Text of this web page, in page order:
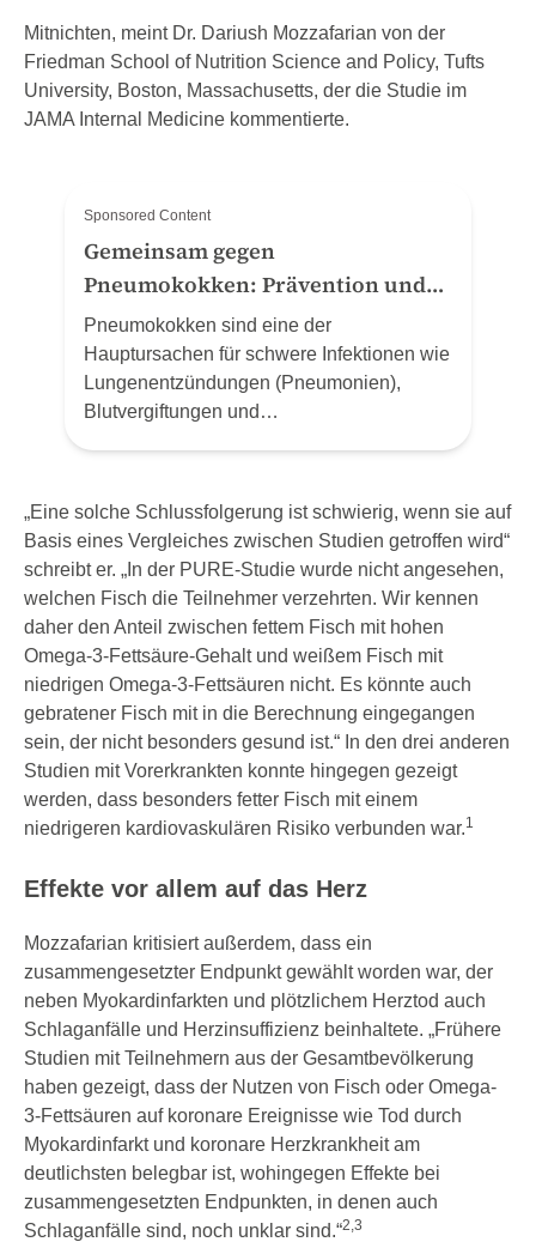
Mitnichten, meint Dr. Dariush Mozzafarian von der
Friedman School of Nutrition Science and Policy, Tufts
University, Boston, Massachusetts, der die Studie im
JAMA Internal Medicine kommentierte.
Sponsored Content
Gemeinsam gegen
Pneumokokken: Prävention und
Schutz zum Welt-Pneumonie-Tag
(12.11.24)
Pneumokokken sind eine der
Hauptursachen für schwere Infektionen wie
Lungenentzündungen (Pneumonien),
Blutvergiftungen und
Auswirkungen von Pneumokokken-
Erkrankungen und die Bedeutung von
Präventionsmassnahmen aufmerksam zu
„Eine solche Schlussfolgerung ist schwierig, wenn sie auf
Basis eines Vergleiches zwischen Studien getroffen wird“
schreibt er. „In der PURE-Studie wurde nicht angesehen,
welchen Fisch die Teilnehmer verzehrten. Wir kennen
daher den Anteil zwischen fettem Fisch mit hohen
Omega-3-Fettsäure-Gehalt und weißem Fisch mit
niedrigen Omega-3-Fettsäuren nicht. Es könnte auch
gebratener Fisch mit in die Berechnung eingegangen
sein, der nicht besonders gesund ist.“ In den drei anderen
Studien mit Vorerkrankten konnte hingegen gezeigt
werden, dass besonders fetter Fisch mit einem
niedrigeren kardiovaskulären Risiko verbunden war.1
Effekte vor allem auf das Herz
Mozzafarian kritisiert außerdem, dass ein
zusammengesetzter Endpunkt gewählt worden war, der
neben Myokardinfarkten und plötzlichem Herztod auch
Schlaganfälle und Herzinsuffizienz beinhaltete. „Frühere
Studien mit Teilnehmern aus der Gesamtbevölkerung
haben gezeigt, dass der Nutzen von Fisch oder Omega-
3-Fettsäuren auf koronare Ereignisse wie Tod durch
Myokardinfarkt und koronare Herzkrankheit am
deutlichsten belegbar ist, wohingegen Effekte bei
zusammengesetzten Endpunkten, in denen auch
Schlaganfälle sind, noch unklar sind.“2,3